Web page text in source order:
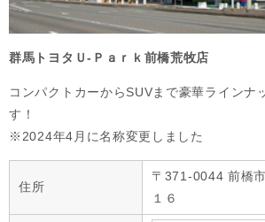
群馬トヨタＵ-Ｐａｒｋ前橋荒牧店
コンパクトカーからSUVまで豪華ラインナ
す！
※2024年4月に名称変更しました
住所
〒371-0044 前橋
１６